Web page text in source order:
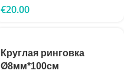
€20.00
Круглая ринговка
Ø8мм*100см